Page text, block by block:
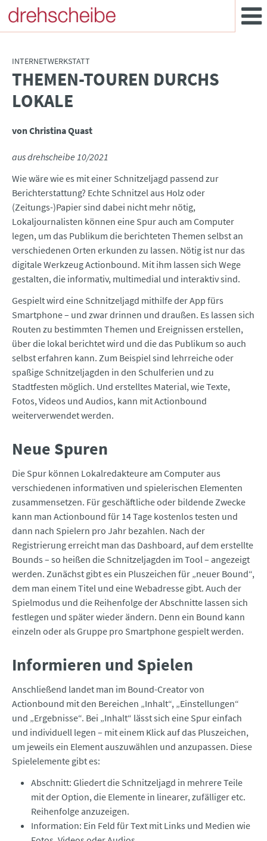
INTERNETWERKSTATT
:THEMEN-TOUREN DURCHS
LOKALE
von Christina Quast
aus drehscheibe 10/2021
Wie wäre wie es mit einer Schnitzeljagd passend zur
Berichterstattung? Echte Schnitzel aus Holz oder
(Zeitungs-)Papier sind dabei nicht mehr nötig,
Lokaljournalisten können eine Spur auch am Computer
legen, um das Publikum die berichteten Themen selbst an
verschiedenen Orten erkunden zu lassen. Nötig ist nur das
digitale Werkzeug Actionbound. Mit ihm lassen sich Wege
gestalten, die informativ, multimedial und interaktiv sind.
Gespielt wird eine Schnitzeljagd mithilfe der App fürs
Smartphone – und zwar drinnen und draußen. Es lassen sich
Routen zu bestimmten Themen und Ereignissen erstellen,
über die lokal berichtet wird und die das Publikum so auch
selbst erfahren kann. Zum Beispiel sind lehrreiche oder
spaßige Schnitzeljagden in den Schulferien und zu
Stadtfesten möglich. Und erstelltes Material, wie Texte,
Fotos, Videos und Audios, kann mit Actionbound
weiterverwendet werden.
Neue Spuren
Die Spur können Lokalredakteure am Computer aus
verschiedenen informativen und spielerischen Elementen
zusammensetzen. Für geschäftliche oder bildende Zwecke
kann man Actionbound für 14 Tage kostenlos testen und
dann nach Spielern pro Jahr bezahlen. Nach der
Registrierung erreicht man das Dashboard, auf dem erstellte
Bounds – so heißen die Schnitzeljagden im Tool – angezeigt
werden. Zunächst gibt es ein Pluszeichen für „neuer Bound“,
dem man einem Titel und eine Webadresse gibt. Auch der
Spielmodus und die Reihenfolge der Abschnitte lassen sich
festlegen und später wieder ändern. Denn ein Bound kann
einzeln oder als Gruppe pro Smartphone gespielt werden.
Informieren und Spielen
Anschließend landet man im Bound-Creator von
Actionbound mit den Bereichen „Inhalt“, „Einstellungen“
und „Ergebnisse“. Bei „Inhalt“ lässt sich eine Spur einfach
und individuell legen – mit einem Klick auf das Pluszeichen,
um jeweils ein Element auszuwählen und anzupassen. Diese
Spielelemente gibt es:
Abschnitt: Gliedert die Schnitzeljagd in mehrere Teile
mit der Option, die Elemente in linearer, zufälliger etc.
Reihenfolge anzuzeigen.
Information: Ein Feld für Text mit Links und Medien wie